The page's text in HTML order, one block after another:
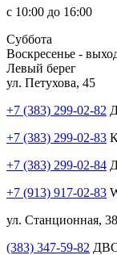
с 10:00 до 16:00
Суббота
Воскресенье -
Левый берег
ул. Петухова, 45
+7 (383) 299-02-82
+7 (383) 299-02-83
+7 (383) 299-02-84
+7 (913) 917-02-83
ул. Станционная,
(383) 347-59-82